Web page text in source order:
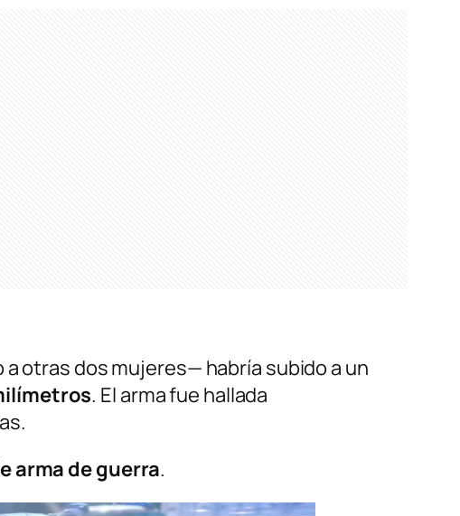
otras dos mujeres— habría subido a un
. El arma fue hallada
arma de guerra.